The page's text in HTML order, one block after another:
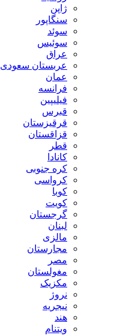
ژاپن
سنگاپور
سوئد
سوئیس
عراق
عربستان سعودی
عمان
فرانسه
فیلیپین
قبرس
قرقیزستان
قزاقستان
قطر
کانادا
کره جنوبی
کرواسی
کوبا
کویت
گرجستان
لبنان
مالزی
مجارستان
مصر
مغولستان
مکزیک
نروژ
نیجریه
هند
ویتنام